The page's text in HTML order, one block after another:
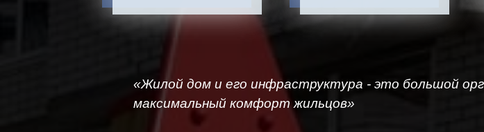
«Жилой дом и его инфраструктура - это большой
максимальный комфорт жильцов»